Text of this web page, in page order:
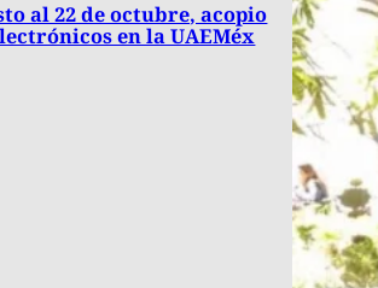
al 22 de octubre, acopio
en la UAEMéx